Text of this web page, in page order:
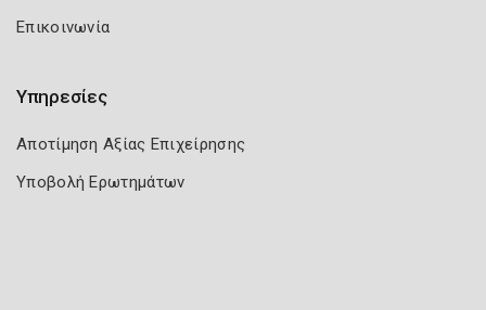
Επικοινωνία
Υπηρεσίες
Αποτίμηση Αξίας Επιχείρησης
Υποβολή Ερωτημάτων